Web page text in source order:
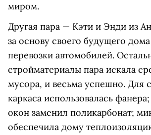
миром.
Другая пара — Кэти и Энди из
за основу своего будущего
перевозки автомобилей.
стройматериалы пара искала
мусора, и весьма успешно. Для
каркаса использовалась
окон заменил поликарбонат;
обеспечила дому